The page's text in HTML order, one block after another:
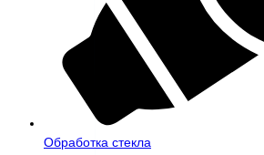
Обработка стекла